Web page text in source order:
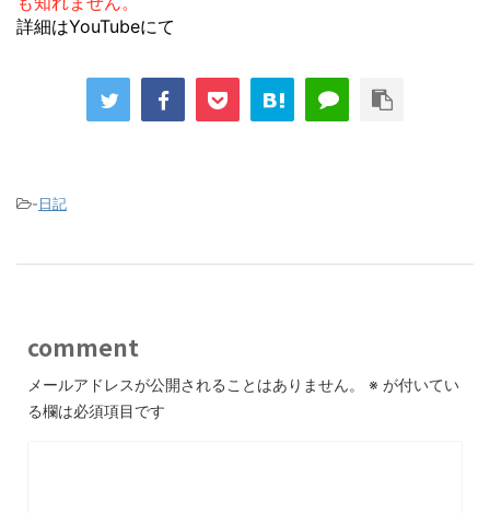
詳細はYouTubeにて
-日記
comment
メールアドレスが公開されることはありません。 ※ が付いてい
る欄は必須項目です